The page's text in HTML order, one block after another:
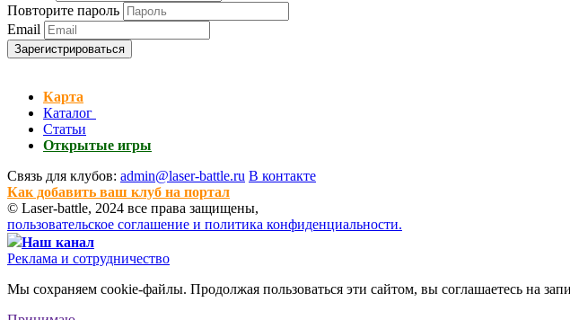
Повторите пароль
Email
Зарегистрироваться
Карта
Каталог
Статьи
Открытые игры
Связь для клубов: admin@laser-battle.ru В контакте
Как добавить ваш клуб на портал
© Laser-battle, 2024 все права защищены,
пользовательское соглашение и политика конфиденциальности.
Наш канал
Реклама и сотрудничество
Мы сохраняем cookie-файлы. Продолжая пользоваться эти сайтом, вы соглашаетесь на